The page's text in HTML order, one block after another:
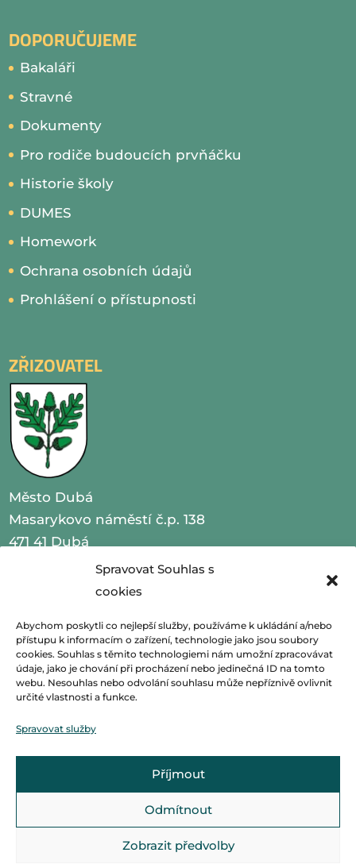
Spravovat Souhlas s
cookies
Abychom poskytli co nejlepší služby, používáme k ukládání a/nebo
přístupu k informacím o zařízení, technologie jako jsou soubory
cookies. Souhlas s těmito technologiemi nám umožní zpracovávat
údaje, jako je chování při procházení nebo jedinečná ID na tomto
webu. Nesouhlas nebo odvolání souhlasu může nepříznivě ovlivnit
určité vlastnosti a funkce.
Spravovat služby
Příjmout
Odmítnout
Zobrazit předvolby
DOPORUČUJEME
Bakaláři
Stravné
Dokumenty
Pro rodiče budoucích prvňáčku
Historie školy
DUMES
Homework
Ochrana osobních údajů
Prohlášení o přístupnosti
ZŘIZOVATEL
Město Dubá
Masarykovo náměstí č.p. 138
471 41 Dubá
IČO 00260479
emailpodatelna@mestoduba.cz
webhttp://www.mestoduba.cz